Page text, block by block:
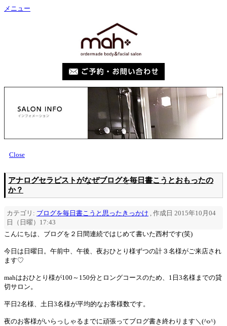
メニュー
Close
アナログセラピストがなぜブログを毎日書こうとおもったの
か？
カテゴリ: ブログを毎日書こうと思ったきっかけ , 作成日 2015年10月04
日（日曜）17:43
こんにちは、ブログを２日間連続ではじめて書いた西村です(笑)
今日は日曜日。午前中、午後、夜おひとり様ずつの計３名様がご来店され
ます♡
mahはおひとり様が100～150分とロングコースのため、1日3名様までの貸
切サロン。
平日2名様、土日3名様が平均的なお客様数です。
夜のお客様がいらっしゃるまでに頑張ってブログ書き終わります＼(^o^)